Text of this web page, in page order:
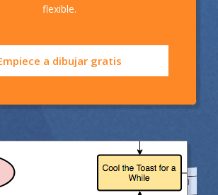
flexible.
a dibujar gratis